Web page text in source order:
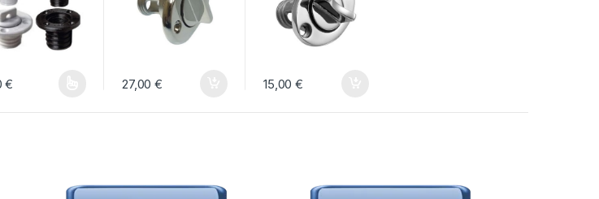
Las opciones se pueden elegir en la página de producto
€producto tiene múltiples variantes. Las opciones se pueden elegir en la página de producto
27,00€ 15,00€